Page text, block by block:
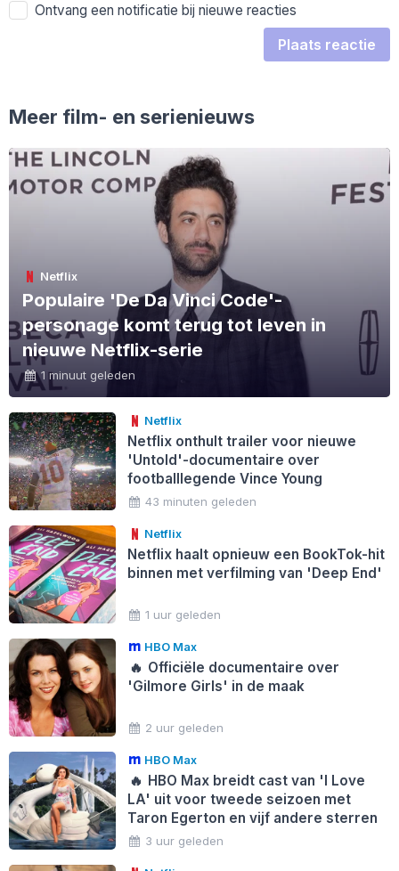
Ontvang een notificatie bij nieuwe reacties
Plaats reactie
Meer film- en serienieuws
Netflix
Populaire 'De Da Vinci Code'-
personage komt terug tot leven in
nieuwe Netflix-serie
1 minuut geleden
Netflix
Netflix onthult trailer voor nieuwe
'Untold'-documentaire over
footballlegende Vince Young
43 minuten geleden
Netflix
Netflix haalt opnieuw een BookTok-hit
binnen met verfilming van 'Deep End'
1 uur geleden
HBO Max
🔥 Officiële documentaire over
'Gilmore Girls' in de maak
2 uur geleden
HBO Max
🔥 HBO Max breidt cast van 'I Love
LA' uit voor tweede seizoen met
Taron Egerton en vijf andere sterren
3 uur geleden